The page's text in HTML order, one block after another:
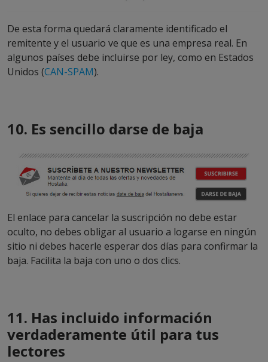
De esta forma quedará claramente identificado el
remitente y el usuario ve que es una empresa real. En
algunos países debe incluirse por ley, como en Estados
Unidos (CAN-SPAM).
10. Es sencillo darse de baja
El enlace para cancelar la suscripción no debe estar
oculto, no debes obligar al usuario a logarse en ningún
sitio ni debes hacerle esperar dos días para confirmar la
baja. Facilita la baja con uno o dos clics.
11. Has incluido información
verdaderamente útil para tus
lectores